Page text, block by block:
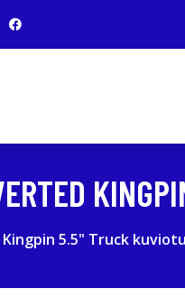
5.5" Truck kuviotu